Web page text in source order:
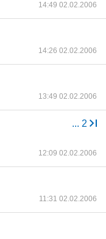
14:49 02.02.2006
14:26 02.02.2006
13:49 02.02.2006
... 2
12:09 02.02.2006
11:31 02.02.2006